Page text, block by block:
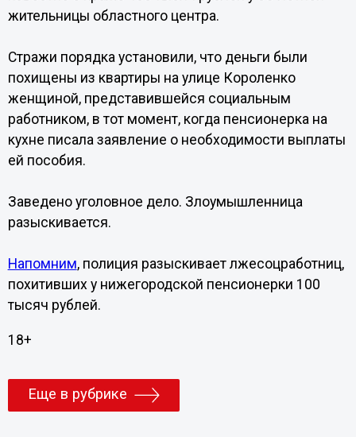
жительницы областного центра.
Стражи порядка установили, что деньги были
похищены из квартиры на улице Короленко
женщиной, представившейся социальным
работником, в тот момент, когда пенсионерка на
кухне писала заявление о необходимости выплаты
ей пособия.
Заведено уголовное дело. Злоумышленница
разыскивается.
Напомним, полиция разыскивает лжесоцработниц,
похитивших у нижегородской пенсионерки 100
тысяч рублей.
18+
Еще в рубрике